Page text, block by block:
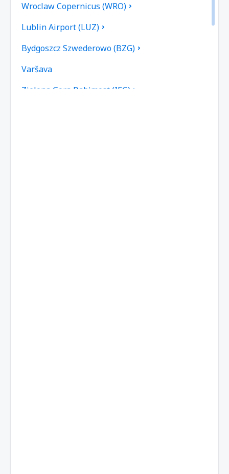
Wroclaw Copernicus (WRO)
Lublin Airport (LUZ)
Bydgoszcz Szwederowo (BZG)
Varšava
Zielona Gora Babimost (IEG)